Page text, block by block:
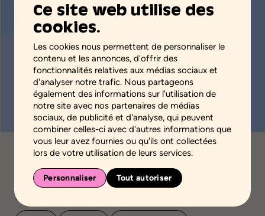
Ce site web utilise des
cookies.
Les cookies nous permettent de personnaliser le
contenu et les annonces, d'offrir des
fonctionnalités relatives aux médias sociaux et
d'analyser notre trafic. Nous partageons
également des informations sur l'utilisation de
notre site avec nos partenaires de médias
sociaux, de publicité et d'analyse, qui peuvent
combiner celles-ci avec d'autres informations que
vous leur avez fournies ou qu'ils ont collectées
lors de votre utilisation de leurs services.
Personnaliser Tout autoriser
Étapes à suivre pour une démarche
structurante en promotion de la
santé mentale positive
Téléchargez
Dans quel milieu voulez-vous cultiver la santé mentale
?